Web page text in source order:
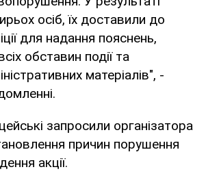
осіб, їх доставили до
для надання пояснень,
обставин події та
матеріалів", -
запросили організатора
причин порушення
акції.